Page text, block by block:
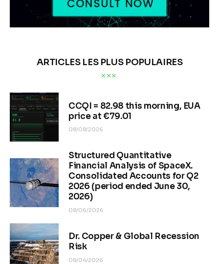
ARTICLES LES PLUS POPULAIRES
CCQI = 82.98 this morning, EUA
price at €79.01
08/08/2026
Structured Quantitative
Financial Analysis of SpaceX.
Consolidated Accounts for Q2
2026 (period ended June 30,
2026)
08/06/2026
Dr. Copper & Global Recession
Risk
08/04/2026